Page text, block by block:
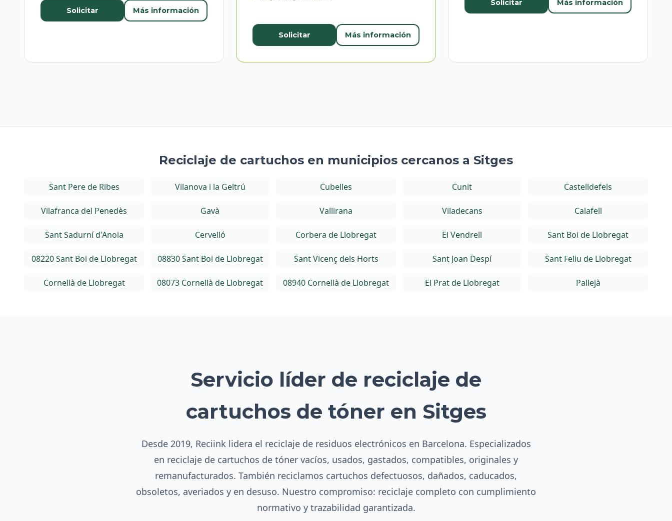
Solicitar Más información
Solicitar Más información
Solicitar Más información
Reciclaje de cartuchos en municipios cercanos a Sitges
Sant Pere de Ribes Vilanova i la Geltrú Cubelles Cunit Castelldefels
Vilafranca del Penedès Gavà Vallirana Viladecans Calafell
Sant Sadurní d'Anoia Cervelló Corbera de Llobregat El Vendrell Sant Boi de Llobregat
08220 Sant Boi de Llobregat 08830 Sant Boi de Llobregat Sant Vicenç dels Horts Sant Joan Despí Sant Feliu de Llobregat
Cornellà de Llobregat 08073 Cornellà de Llobregat 08940 Cornellà de Llobregat El Prat de Llobregat Pallejà
Servicio líder de reciclaje de
cartuchos de tóner en Sitges
Desde 2019, Reciink lidera el reciclaje de residuos electrónicos en Barcelona. Especializados
en reciclaje de cartuchos de tóner vacíos, usados, gastados, compatibles, originales y
remanufacturados. También reciclamos cartuchos defectuosos, dañados, caducados,
obsoletos, averiados y en desuso. Nuestro compromiso: reciclaje completo con cumplimiento
normativo y trazabilidad garantizada.